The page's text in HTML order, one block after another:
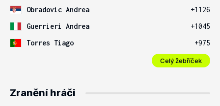
Obradovic Andrea
+1126
Guerrieri Andrea
+1045
Torres Tiago
+975
Celý žebříček
Zranění hráči